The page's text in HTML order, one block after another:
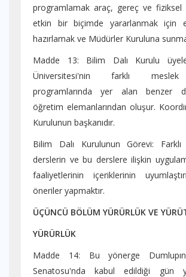
programlamak araç, gereç ve fiziksel
etkin bir biçimde yararlanmak için
hazırlamak ve Müdürler Kuruluna
Madde 13: Bilim Dalı Kurulu
Üniversitesi'nin farklı meslek
programlarında yer alan benzer
öğretim elemanlarından oluşur.
Kurulunun başkanıdır.
Bilim Dalı Kurulunun Görevi: Farklı
derslerin ve bu derslere ilişkin
faaliyetlerinin içeriklerinin
öneriler yapmaktır.
ÜÇÜNCÜ BÖLÜM YÜRÜRLÜK VE
YÜRÜRLÜK
Madde 14: Bu yönerge
Senatosu'nda kabul edildiği gün